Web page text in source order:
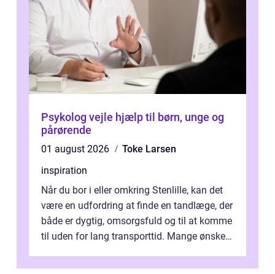
Psykolog vejle hjælp til børn, unge og
pårørende
01 august 2026
Toke Larsen
inspiration
Når du bor i eller omkring Stenlille, kan det
være en udfordring at finde en tandlæge, der
både er dygtig, omsorgsfuld og til at komme
til uden for lang transporttid. Mange ønsker